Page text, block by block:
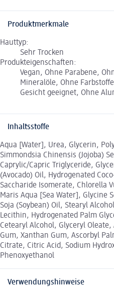
Produktmerkmale
Hauttyp:
Sehr Trocken
Produkteigenschaften:
Vegan, Ohne Parabene,
Mineralöle, Ohne
Gesicht geeignet, Ohne
Inhaltsstoffe
Aqua [Water], Urea, Glycerin,
Simmondsia Chinensis (Jojoba)
Caprylic/Capric Triglyceride,
(Avocado) Oil, Hydrogenated
Saccharide Isomerate, Chlorella
Maris Aqua [Sea Water], Glycine
Soja (Soybean) Oil, Stearyl
Lecithin, Hydrogenated Palm
Cetearyl Alcohol, Glyceryl
Gum, Xanthan Gum, Ascorbyl
Citrate, Citric Acid, Sodium
Phenoxyethanol
Verwendungshinweise